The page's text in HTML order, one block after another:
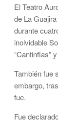
El Teatro
de La
durante
inolvidable
“Cantinflas”
También fue
embargo,
fue.
Fue